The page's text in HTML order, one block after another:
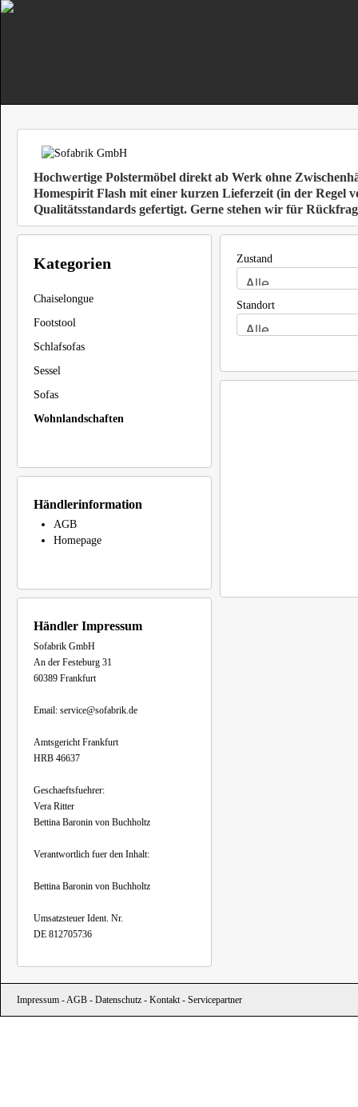
Hochwertige Polstermöbel direkt ab Werk ohne
Homespirit Flash mit einer kurzen Lieferzeit (in der Regel
Qualitätsstandards gefertigt. Gerne stehen wir für
Kategorien
Chaiselongue
Footstool
Schlafsofas
Sessel
Sofas
Wohnlandschaften
Händlerinformation
AGB
Homepage
Händler Impressum
Sofabrik GmbH
An der Festeburg 31
60389 Frankfurt
Email: service@sofabrik.de
Amtsgericht Frankfurt
HRB 46637
Geschaeftsfuehrer:
Vera Ritter
Bettina Baronin von Buchholtz
Verantwortlich fuer den Inhalt:
Bettina Baronin von Buchholtz
Umsatzsteuer Ident. Nr.
DE 812705736
Zustand
Standort
Impressum -AGB - Datenschutz - Kontakt- Servicepartner